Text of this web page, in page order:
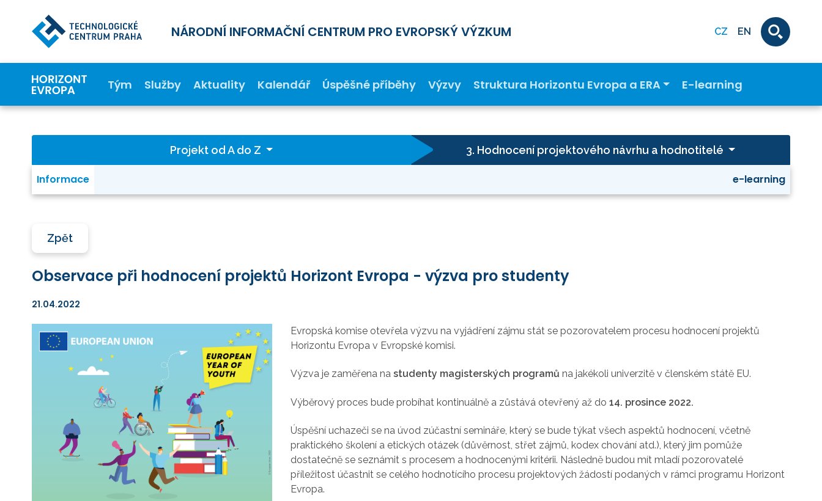
NÁRODNÍ INFORMAČNÍ CENTRUM PRO EVROPSKÝ VÝZKUM CZ EN
Tým Služby Aktuality Kalendář Úspěšné příběhy Výzvy Struktura Horizontu Evropa a ERA E-learning
Projekt od A do Z 3. Hodnocení projektového návrhu a hodnotitelé
Informace e-learning
Zpět
Observace při hodnocení projektů Horizont Evropa - výzva pro studenty
21.04.2022
Evropská komise otevřela výzvu na vyjádření zájmu stát se pozorovatelem procesu hodnocení projektů
Horizontu Evropa v Evropské komisi.
Výzva je zaměřena nastudenty magisterských programů na jakékoli univerzitě v členském státě EU.
Výběrový proces bude probíhat kontinuálně a zůstává otevřený až do14. prosince 2022.
Úspěšní uchazeči se na úvod zúčastní semináře, který se bude týkat všech aspektů hodnocení, včetně
praktického školení a etických otázek (důvěrnost, střet zájmů, kodex chování atd.), který jim pomůže
dostatečně se seznámit s procesem a hodnocenými kritérii. Následně budou mít mladí pozorovatelé
příležitost účastnit se celého hodnotícího procesu projektových žádostí podaných v rámci programu Horizont
Evropa.